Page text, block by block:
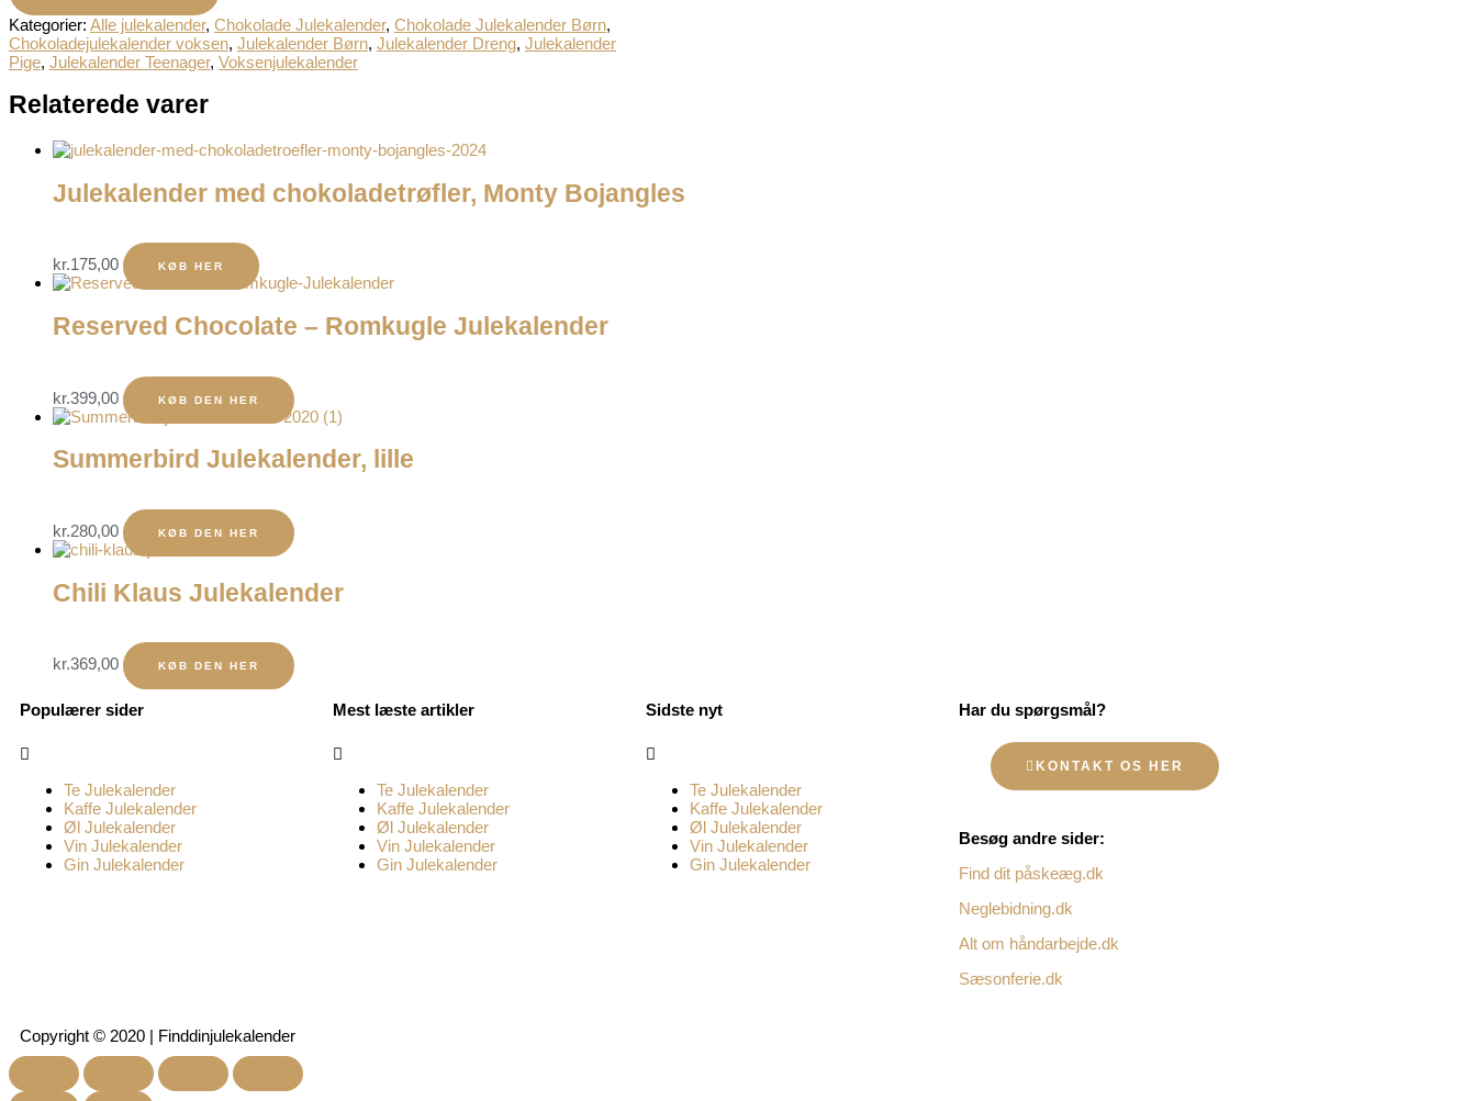
Kategorier: Alle julekalender, Chokolade Julekalender, Chokolade Julekalender Børn,
Chokoladejulekalender voksen, Julekalender Børn, Julekalender Dreng, Julekalender
Pige, Julekalender Teenager, Voksenjulekalender
Relaterede varer
Julekalender med chokoladetrøfler, Monty Bojangles
kr.175,00 KØB HER
Reserved Chocolate – Romkugle Julekalender
kr.399,00 KØB DEN HER
Summerbird Julekalender, lille
kr.280,00 KØB DEN HER
Chili Klaus Julekalender
kr.369,00 KØB DEN HER
Populærer sider
Menu
Te Julekalender
Kaffe Julekalender
Øl Julekalender
Vin Julekalender
Gin Julekalender
Mest læste artikler
Menu
Te Julekalender
Kaffe Julekalender
Øl Julekalender
Vin Julekalender
Gin Julekalender
Sidste nyt
Menu
Te Julekalender
Kaffe Julekalender
Øl Julekalender
Vin Julekalender
Gin Julekalender
Har du spørgsmål?
KONTAKT OS HER
Besøg andre sider:
Find dit påskeæg.dk
Neglebidning.dk
Alt om håndarbejde.dk
Sæsonferie.dk
Copyright © 2020 | Finddinjulekalender